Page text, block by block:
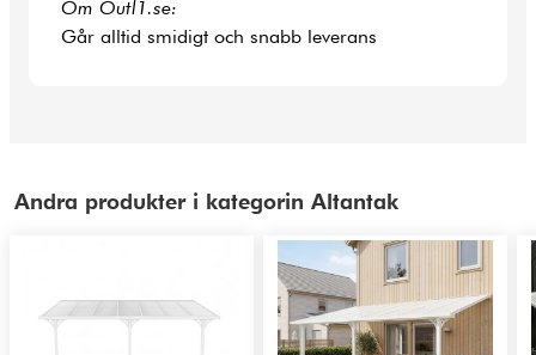
Om Outl1.se:
Går alltid smidigt och snabb leverans
Andra produkter i kategorin Altantak